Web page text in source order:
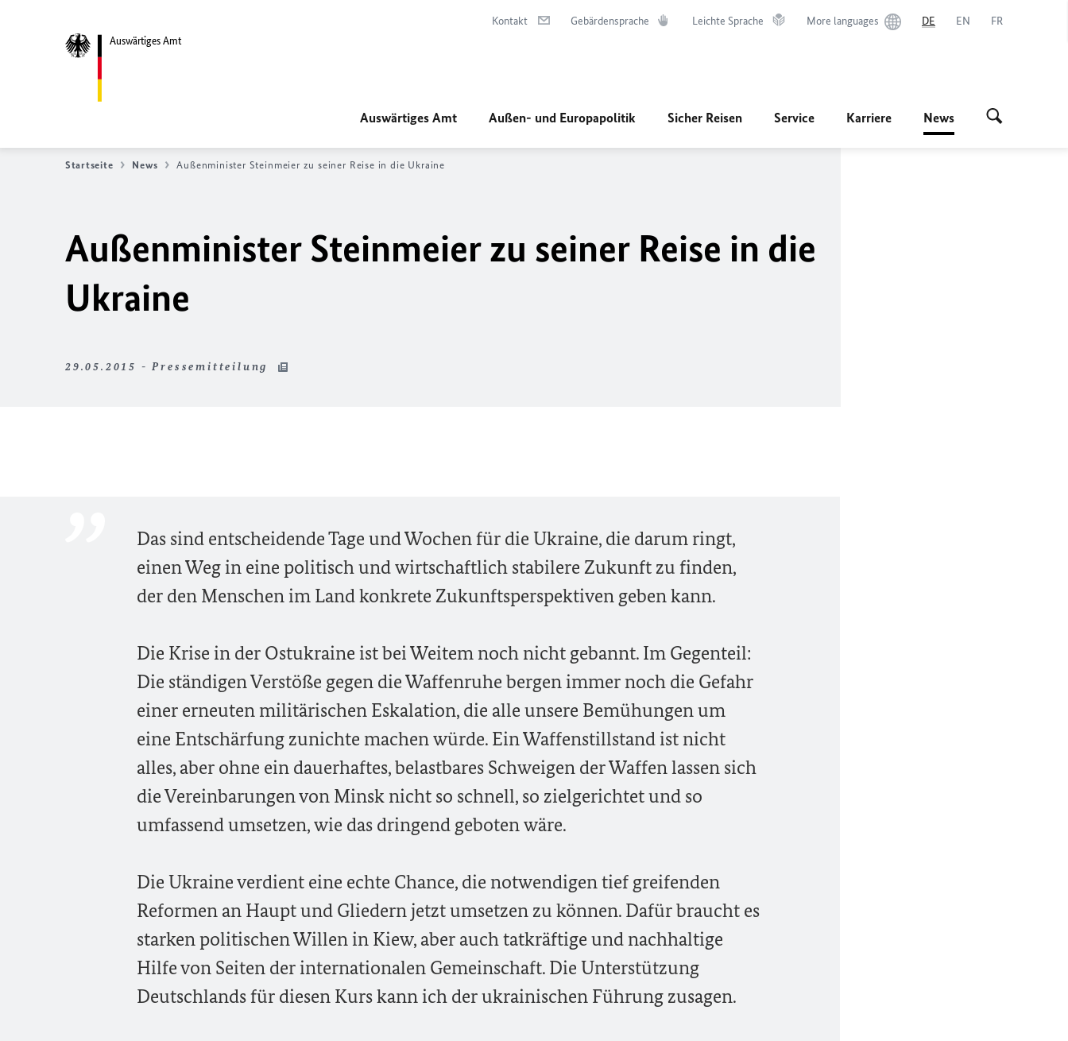
Auswärtiges Amt
Kontakt Gebärdensprache Leichte Sprache More languages DE EN FR
Auswärtiges Amt Außen- und Europapolitik Sicher Reisen Service Karriere News
Startseite News Außenminister Steinmeier zu seiner Reise in die Ukraine
Außenminister Steinmeier zu seiner Reise in die
Ukraine
29.05.2015 - Pressemitteilung
Das sind entscheidende Tage und Wochen für die Ukraine, die darum ringt,
einen Weg in eine politisch und wirtschaftlich stabilere Zukunft zu finden,
der den Menschen im Land konkrete Zukunftsperspektiven geben kann.
Die Krise in der Ostukraine ist bei Weitem noch nicht gebannt. Im Gegenteil:
Die ständigen Verstöße gegen die Waffenruhe bergen immer noch die Gefahr
einer erneuten militärischen Eskalation, die alle unsere Bemühungen um
eine Entschärfung zunichte machen würde. Ein Waffenstillstand ist nicht
alles, aber ohne ein dauerhaftes, belastbares Schweigen der Waffen lassen sich
die Vereinbarungen von Minsk nicht so schnell, so zielgerichtet und so
umfassend umsetzen, wie das dringend geboten wäre.
Die Ukraine verdient eine echte Chance, die notwendigen tief greifenden
Reformen an Haupt und Gliedern jetzt umsetzen zu können. Dafür braucht es
starken politischen Willen in Kiew, aber auch tatkräftige und nachhaltige
Hilfe von Seiten der internationalen Gemeinschaft. Die Unterstützung
Deutschlands für diesen Kurs kann ich der ukrainischen Führung zusagen.